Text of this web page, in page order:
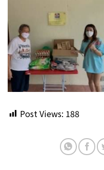
Post Views: 188